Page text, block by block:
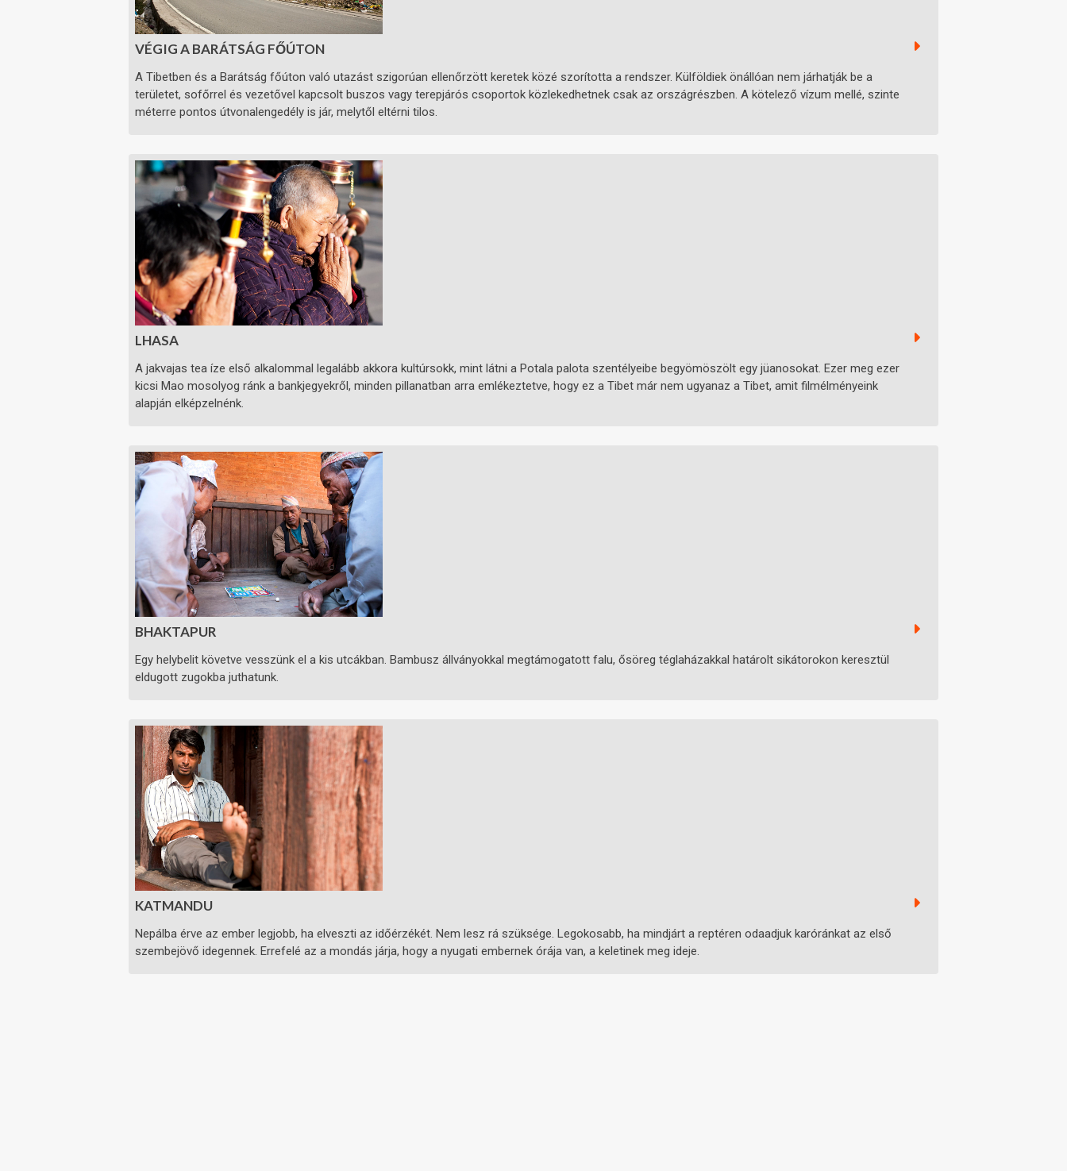
VÉGIG A BARÁTSÁG FŐÚTON
A Tibetben és a Barátság főúton való utazást szigorúan ellenőrzött keretek közé szorította a rendszer. Külföldiek önállóan nem járhatják be a
területet, sofőrrel és vezetővel kapcsolt buszos vagy terepjárós csoportok közlekedhetnek csak az országrészben. A kötelező vízum mellé, szinte
méterre pontos útvonalengedély is jár, melytől eltérni tilos.
LHASA
A jakvajas tea íze első alkalommal legalább akkora kultúrsokk, mint látni a Potala palota szentélyeibe begyömöszölt egy jüanosokat. Ezer meg ezer
kicsi Mao mosolyog ránk a bankjegyekről, minden pillanatban arra emlékeztetve, hogy ez a Tibet már nem ugyanaz a Tibet, amit filmélményeink
alapján elképzelnénk.
BHAKTAPUR
Egy helybelit követve vesszünk el a kis utcákban. Bambusz állványokkal megtámogatott falu, ősöreg téglaházakkal határolt sikátorokon keresztül
eldugott zugokba juthatunk.
KATMANDU
Nepálba érve az ember legjobb, ha elveszti az időérzékét. Nem lesz rá szüksége. Legokosabb, ha mindjárt a reptéren odaadjuk karóránkat az első
szembejövő idegennek. Errefelé az a mondás járja, hogy a nyugati embernek órája van, a keletinek meg ideje.